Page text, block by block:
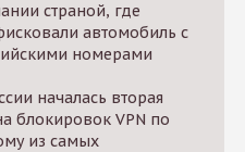
страной, где
автомобиль с
номерами
началась вторая
блокировок VPN по
из самых